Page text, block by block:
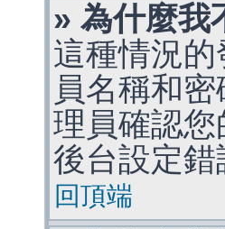
» 為什麼我
這種情況
員名稱和
理員確認
後台設定
回頂端